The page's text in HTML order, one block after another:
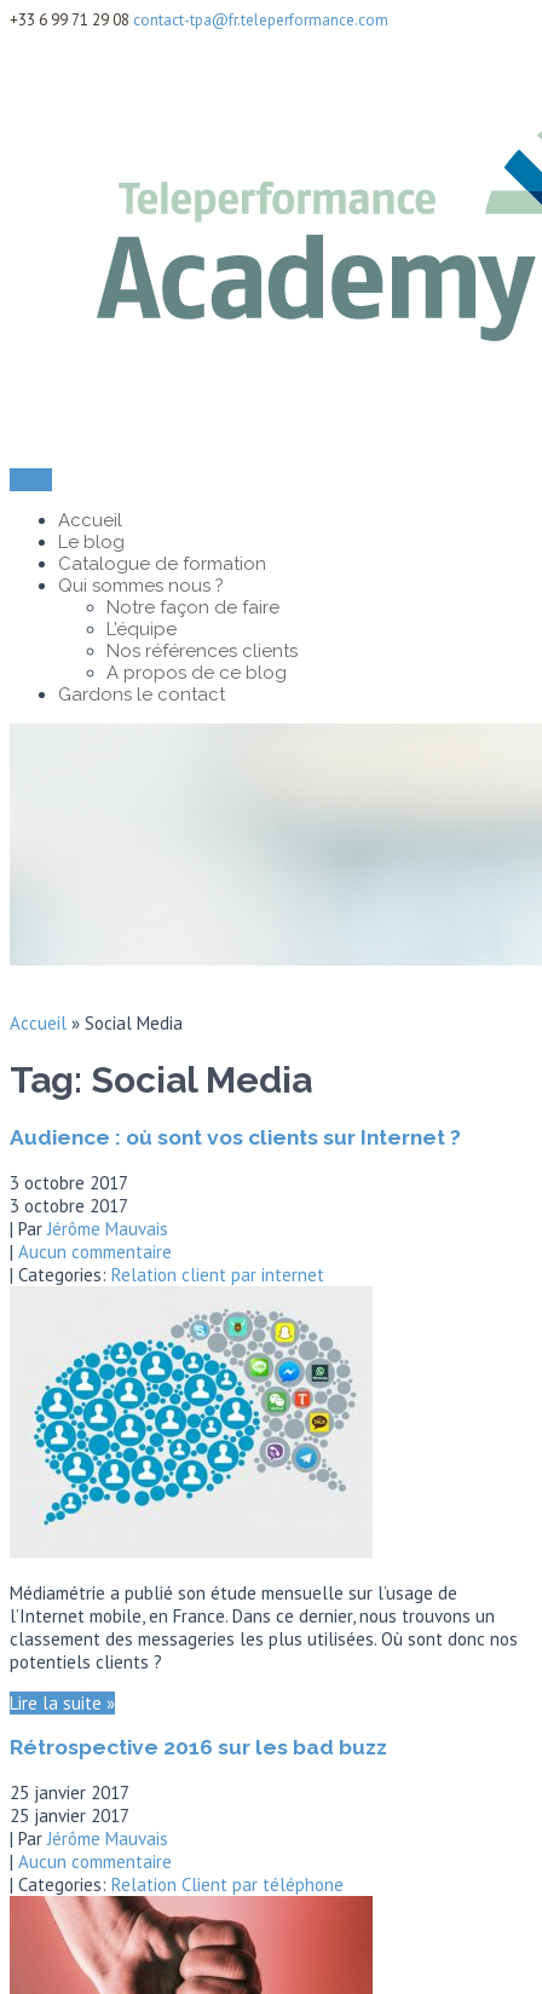
+33 6 99 71 29 08 contact-tpa@fr.teleperformance.com
Accueil
Le blog
Catalogue de formation
Qui sommes nous ?
Notre façon de faire
L’équipe
Nos références clients
A propos de ce blog
Gardons le contact
Accueil » Social Media
Tag: Social Media
Audience : où sont vos clients sur Internet ?
3 octobre 2017
3 octobre 2017
| Par Jérôme Mauvais
| Aucun commentaire
| Categories: Relation client par internet
Médiamétrie a publié son étude mensuelle sur l’usage de
l’Internet mobile, en France. Dans ce dernier, nous trouvons un
classement des messageries les plus utilisées. Où sont donc nos
potentiels clients ?
Lire la suite »
Rétrospective 2016 sur les bad buzz
25 janvier 2017
25 janvier 2017
| ParJérôme Mauvais
| Aucun commentaire
| Categories: Relation Client par téléphone